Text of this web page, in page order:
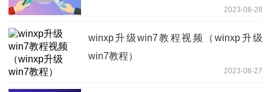
2023-08-28
winxp升级win7教程视频（winxp升级
win7教程）
2023-08-27